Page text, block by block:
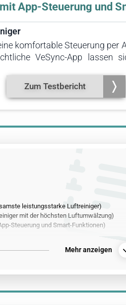
App-Steuerung und
komfortable Steuerung per
VeSync-App lassen
auch komplett per
und optimiert
Zum Testbericht
leistungsstarke Luftreiniger)
mit der höchsten Luftumwälzung)
Steuerung und Smart-Funktionen)
Mehr anzeigen